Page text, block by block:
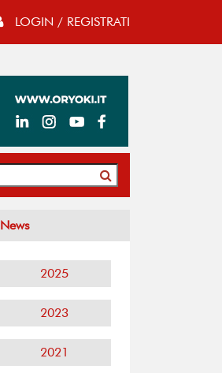
LOGIN / REGISTRATI
News
2025
2023
2021